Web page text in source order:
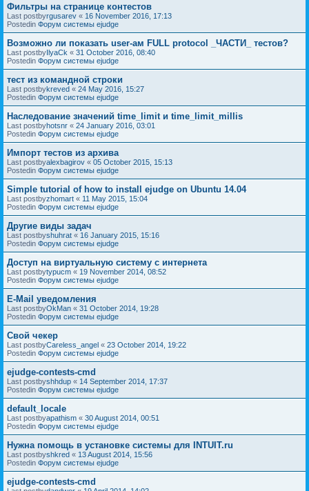
Фильтры на странице контестов
Last postbyrgusarev « 16 November 2016, 17:13
Postedin Форум системы ejudge
Возможно ли показать user-ам FULL protocol _ЧАСТИ_ тестов?
Last postbyIlyaCk « 31 October 2016, 08:40
Postedin Форум системы ejudge
тест из командной строки
Last postbykreved « 24 May 2016, 15:27
Postedin Форум системы ejudge
Наследование значений time_limit и time_limit_millis
Last postbyhotsnr « 24 January 2016, 03:01
Postedin Форум системы ejudge
Импорт тестов из архива
Last postbyalexbagirov « 05 October 2015, 15:13
Postedin Форум системы ejudge
Simple tutorial of how to install ejudge on Ubuntu 14.04
Last postbyzhomart « 11 May 2015, 15:04
Postedin Форум системы ejudge
Другие виды задач
Last postbyshuhrat « 16 January 2015, 15:16
Postedin Форум системы ejudge
Доступ на виртуальную систему с интернета
Last postbytypucm « 19 November 2014, 08:52
Postedin Форум системы ejudge
E-Mail уведомления
Last postbyOkMan « 31 October 2014, 19:28
Postedin Форум системы ejudge
Свой чекер
Last postbyCareless_angel « 23 October 2014, 19:22
Postedin Форум системы ejudge
ejudge-contests-cmd
Last postbyshhdup « 14 September 2014, 17:37
Postedin Форум системы ejudge
default_locale
Last postbyapathism « 30 August 2014, 00:51
Postedin Форум системы ejudge
Нужна помощь в установке системы для INTUIT.ru
Last postbyshkred « 13 August 2014, 15:56
Postedin Форум системы ejudge
ejudge-contests-cmd